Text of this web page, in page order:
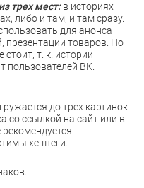
трех мест:в историях
либо и там, и там сразу.
для анонса
презентации товаров. Но
т. к. истории
пользователей ВК.
до трех картинок
со ссылкой на сайт или в
хештеги.